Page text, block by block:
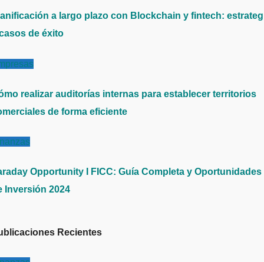
a largo plazo con Blockchain y fintech:
de éxito
realizar auditorías internas para establecer territorios
de forma eficiente
Opportunity I FICC: Guía Completa y Oportunidades
Inversión 2024
Recientes